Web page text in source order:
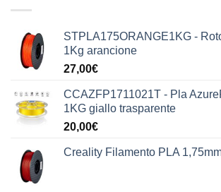
STPLA175ORANGE1KG -
1Kg arancione
27,00€
CCAZFP1711021T - Pla
1KG giallo trasparente
20,00€
Creality Filamento PLA